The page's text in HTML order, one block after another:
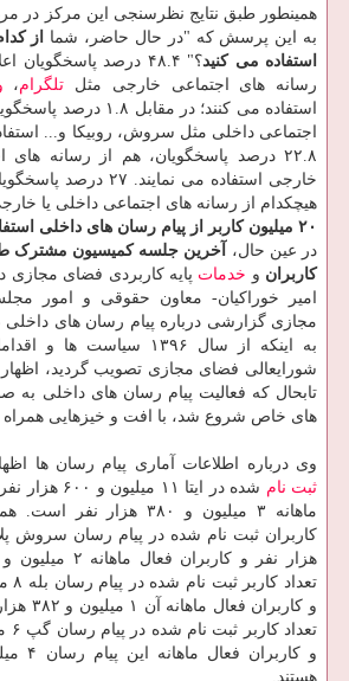
به این پرسش که "در حال حاضر، شما
از
استفاده می کنید
؟" ۴۸.۴ درصد
رسانه های اجتماعی خارجی مثل تلگرام،
استفاده می کنند؛ در
اجتماعی داخلی مثل سروش، روبیکا و...
۲۲.۸ درصد پاسخگویان، هم از رسانه
خارجی استفاده می
هیچکدام از رسانه های اجتماعی داخلی یا
۲۰ میلیون کاربر از پیام رسان های داخلی استفاده می کنند
در عین حال،
آخرین جلسه کمیسیون مشترک
کاربران و خدمات پایه کاربردی فضای مجازی
امیر خوراکیان- معاون حقوقی و امور
مجازی گزارشی درباره پیام رسان های داخلی
به اینکه از سال ۱۳۹۶
تابحال که فعالیت پیام رسان های داخلی به
های خاص شروع شد، با افت و خیزهایی همراه
وی درباره اطلاعات آماری پیام رسان ها
ثبت نام
شده در ایتا ۱۱
ماهانه ۳ میلیون و ۳۸۰ هزار
و
هستند.